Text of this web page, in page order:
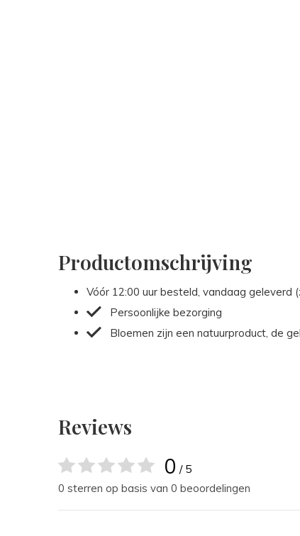
Productomschrijving
Vóór 12:00 uur besteld, vandaag geleverd
Persoonlijke bezorging
Bloemen zijn een natuurproduct, de
Reviews
0 / 5
0 sterren op basis van 0 beoordelingen